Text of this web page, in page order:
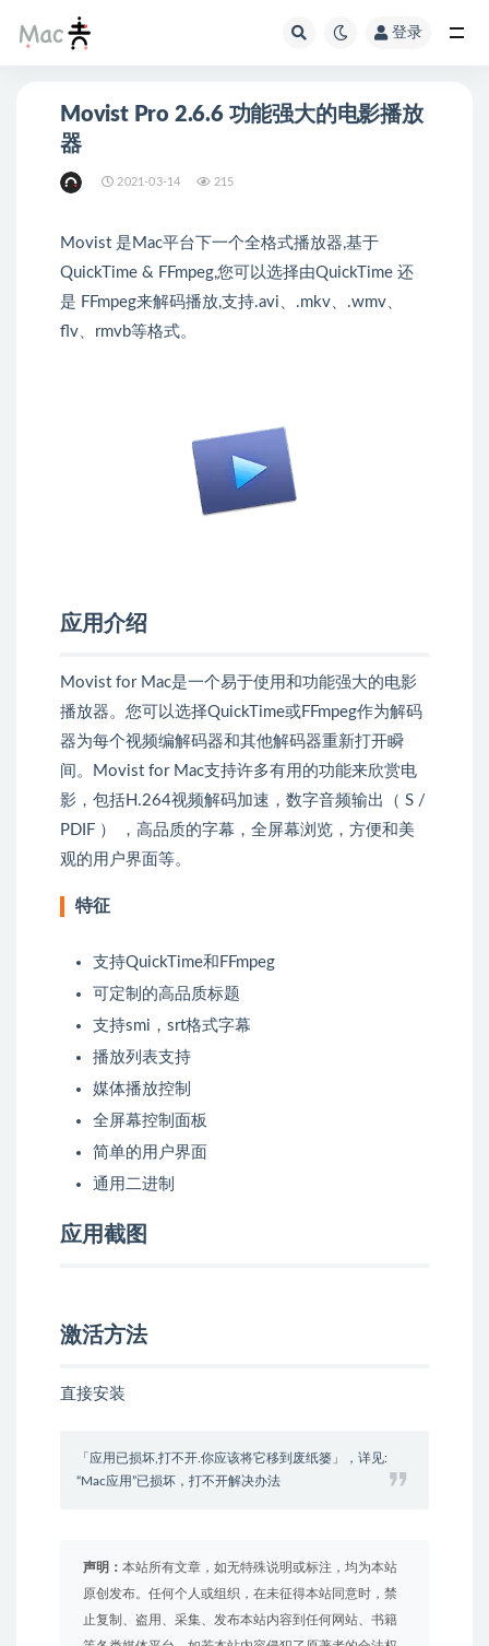
登录
Movist Pro 2.6.6 功能强大的电影播放
器
2021-03-14 215
Movist 是Mac平台下一个全格式播放器,基于
QuickTime & FFmpeg,您可以选择由QuickTime 还
是 FFmpeg来解码播放,支持.avi、.mkv、.wmv、
flv、rmvb等格式。
应用介绍
Movist for Mac是一个易于使用和功能强大的电影
播放器。您可以选择QuickTime或FFmpeg作为解码
器为每个视频编解码器和其他解码器重新打开瞬
间。Movist for Mac支持许多有用的功能来欣赏电
影，包括H.264视频解码加速，数字音频输出（ S /
PDIF ） ，高品质的字幕，全屏幕浏览，方便和美
观的用户界面等。
特征
支持QuickTime和FFmpeg
可定制的高品质标题
支持smi，srt格式字幕
播放列表支持
媒体播放控制
全屏幕控制面板
简单的用户界面
通用二进制
应用截图
激活方法
直接安装
「应用已损坏,打不开.你应该将它移到废纸篓」，详见:
“Mac应用”已损坏，打不开解决办法
声明： 本站所有文章，如无特殊说明或标注，均为本站
原创发布。任何个人或组织，在未征得本站同意时，禁
止复制、盗用、采集、发布本站内容到任何网站、书籍